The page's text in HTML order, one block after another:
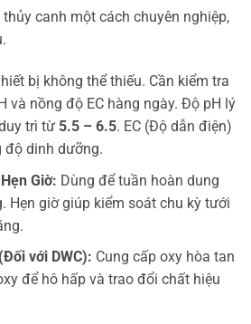
canh một cách chuyên nghiệp,
bị không thể thiếu. Cần kiểm tra
và nồng độ EC hàng ngày. Độ pH lý
trì từ 5.5 – 6.5. EC (Độ dẫn điện)
độ dinh dưỡng.
Giờ: Dùng để tuần hoàn dung
Hẹn giờ giúp kiểm soát chu kỳ tưới
với DWC): Cung cấp oxy hòa tan
để hô hấp và trao đổi chất hiệu